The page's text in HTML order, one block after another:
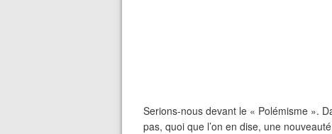
Serions-nous devant le « Polémisme ».
pas, quoi que l’on en dise, une